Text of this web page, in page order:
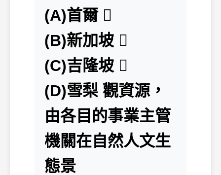
(A)首爾 
(B)新加坡 
(C)吉隆坡 
(D)雪梨 觀資源，
由各目的事業主管
機關在自然人文生
態景